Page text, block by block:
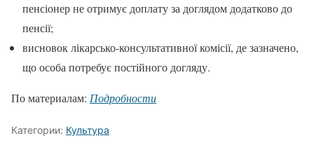
пенсіонер не отримує доплату за доглядом додатково до
пенсії;
висновок лікарсько-консультативної комісії, де зазначено,
що особа потребує постійного догляду.
По материалам: Подробности
Категории: Культура